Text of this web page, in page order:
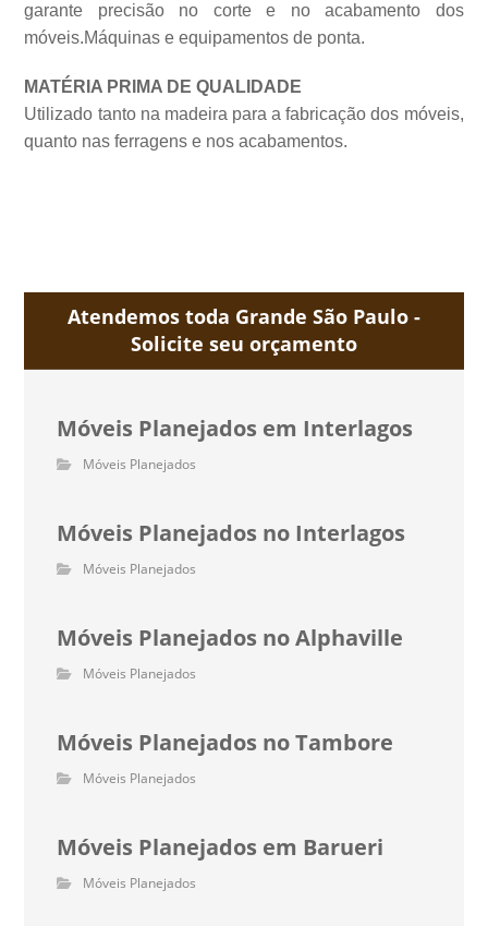
garante precisão no corte e no acabamento dos
móveis.Máquinas e equipamentos de ponta.
MATÉRIA PRIMA DE QUALIDADE
Utilizado tanto na madeira para a fabricação dos móveis,
quanto nas ferragens e nos acabamentos.
Atendemos toda Grande São Paulo -
Solicite seu orçamento
Móveis Planejados em Interlagos
Móveis Planejados
Móveis Planejados no Interlagos
Móveis Planejados
Móveis Planejados no Alphaville
Móveis Planejados
Móveis Planejados no Tambore
Móveis Planejados
Móveis Planejados em Barueri
Móveis Planejados